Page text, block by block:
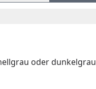
oder dunkelgrau